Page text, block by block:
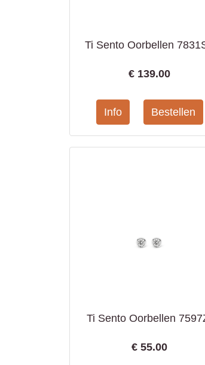
Ti Sento Oorbellen
€ 139.00
Ti Sento Oorbellen
€55.00